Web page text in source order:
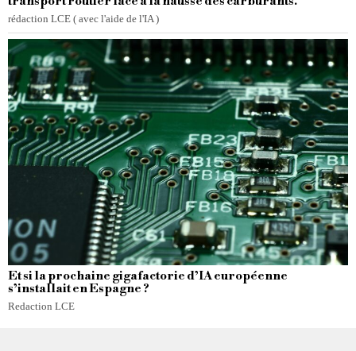
rédaction LCE ( avec l'aide de l'IA )
Et si la prochaine gigafactorie d’IA européenne
s’installait en Espagne ?
Redaction LCE